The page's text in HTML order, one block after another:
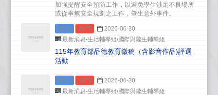
加強提醒安全預防工作，以避免學生涉足不良場所
或從事無安全規劃之工作，肇生意外事件。
置頂 熱門
2026-06-30
最新消息-生活輔導組/國際與陸生輔導組
115年教育部品德教育徵稿（含影音作品)評選
活動
置頂 熱門
2026-06-30
最新消息-生活輔導組/國際與陸生輔導組